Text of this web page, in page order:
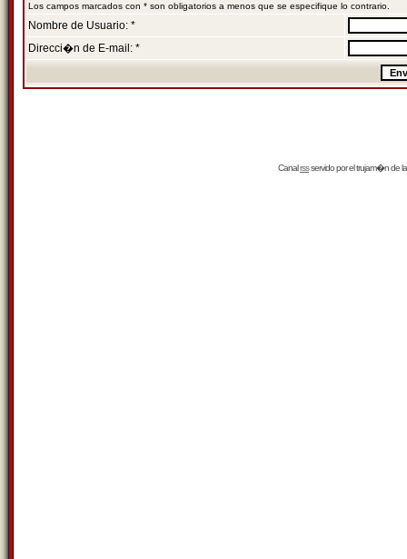
Los campos marcados con * son obligatorios a menos que se especifique lo contrario.
Nombre de Usuario: *
Direcci�n de E-mail: *
Canalrssservido por eltrujam�nde